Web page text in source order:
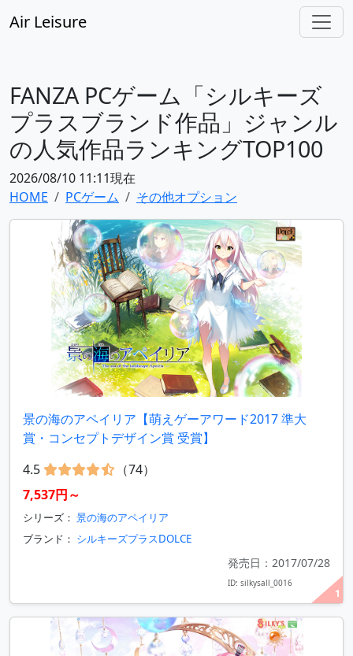
Air Leisure
FANZA PCゲーム「シルキーズ
プラスブランド作品」ジャンル
の人気作品ランキングTOP100
2026/08/10 11:11現在
HOME
PCゲーム その他オプション
1
景の海のアペイリア【萌えゲーアワード2017 準大
賞・コンセプトデザイン賞 受賞】
4.5
（74）
7,537円～
シリーズ： 景の海のアペイリア
ブランド： シルキーズプラスDOLCE
発売日：2017/07/28
ID: silkysall_0016